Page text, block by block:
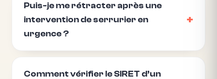
Puis-je me rétracter après une
intervention de serrurier en
urgence ?
Comment vérifier le SIRET d’un